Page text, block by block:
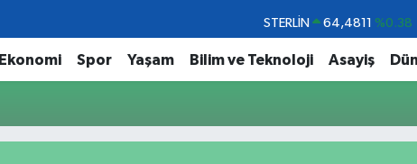
STERLİN 64,4811 %0.38
GRAM ALTIN 6648.99 %2.59
BİST100 13.779 %-14
Ekonomi Spor Yaşam Bilim ve Teknoloji Asayiş